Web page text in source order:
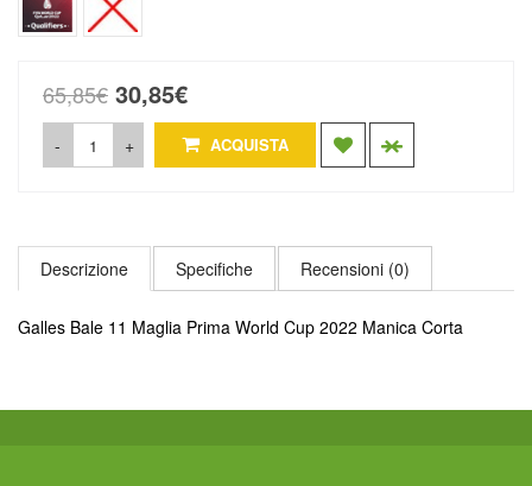
65,85€ 30,85€
- + ACQUISTA
Descrizione Specifiche Recensioni (0)
Galles Bale 11 Maglia Prima World Cup 2022 Manica Corta